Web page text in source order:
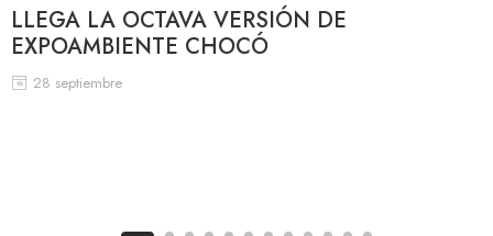
LLEGA LA OCTAVA VERSIÓN DE
EXPOAMBIENTE CHOCÓ
28 septiembre